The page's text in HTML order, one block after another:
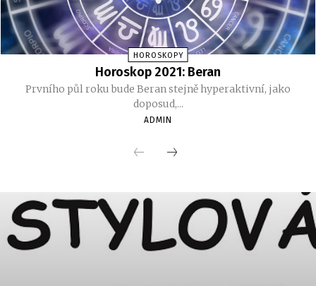
HOROSKOPY
Horoskop 2021: Beran
Prvního půl roku bude Beran stejně hyperaktivní, jako
doposud,...
ADMIN